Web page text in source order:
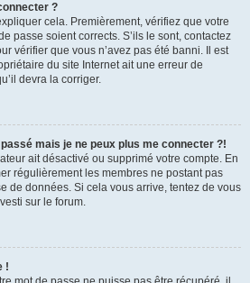
?
cela. Premièrement, vérifiez que votre
passe soient corrects. S’ils le sont, contactez
vérifier que vous n’avez pas été banni. Il est
du site Internet ait une erreur de
devra la corriger.
mais je ne peux plus me connecter ?!
ait désactivé ou supprimé votre compte. En
régulièrement les membres ne postant pas
de données. Si cela vous arrive, tentez de vous
sur le forum.
!